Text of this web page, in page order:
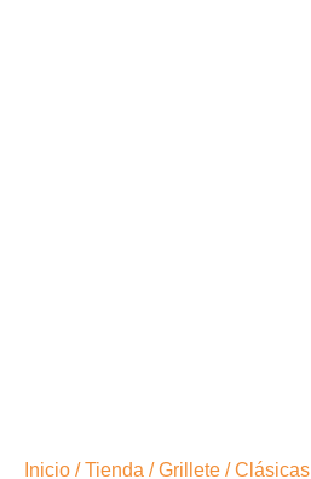
Inicio /Tienda /Grillete /Clásicas